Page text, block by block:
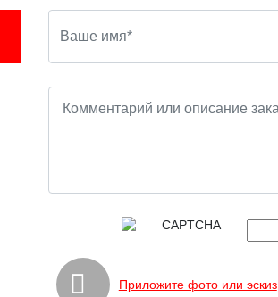
Приложите фото или эскиз